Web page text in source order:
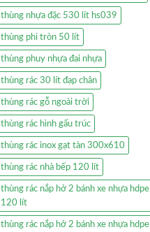
thùng nhựa đặc 530 lít hs039
thùng phi tròn 50 lít
thùng phuy nhựa đai nhựa
thùng rác 30 lít đạp chân
thùng rác gỗ ngoài trời
thùng rác hình gấu trúc
thùng rác inox gạt tàn 300x610
thùng rác nhà bếp 120 lít
thùng rác nắp hở 2 bánh xe nhựa hdpe
120 lít
thùng rác nắp hở 2 bánh xe nhựa hdpe